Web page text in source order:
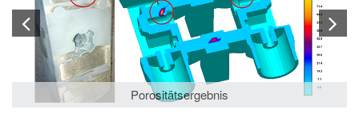
Porositätsergebnis
links: Anteil